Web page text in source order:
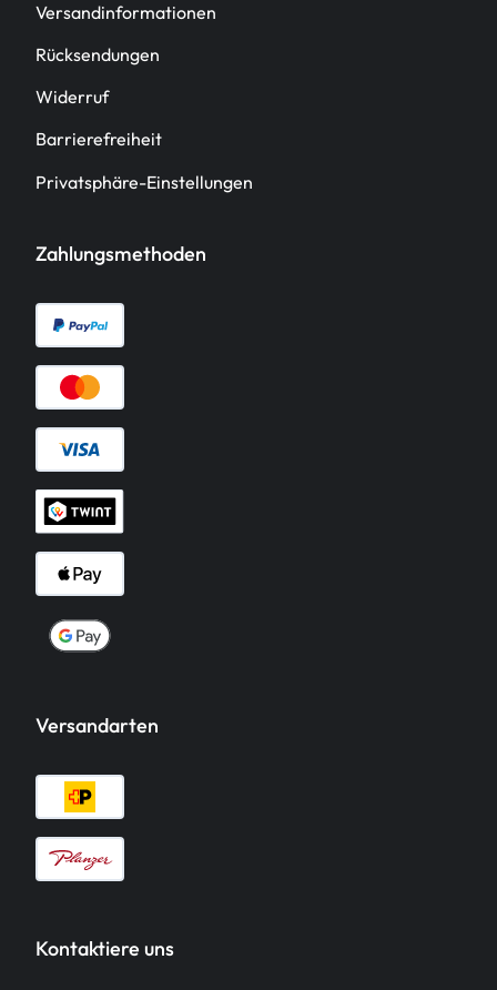
Versandinformationen
Rücksendungen
Widerruf
Barrierefreiheit
Privatsphäre-Einstellungen
Zahlungsmethoden
Versandarten
Kontaktiere uns